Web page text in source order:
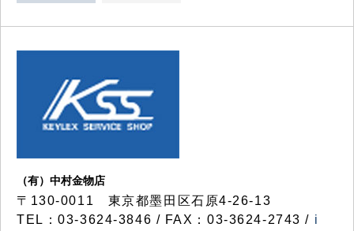
（有）中村金物店
〒130-0011 東京都墨田区石原4-26-13
TEL：03-3624-3846 / FAX：03-3624-2743 / i